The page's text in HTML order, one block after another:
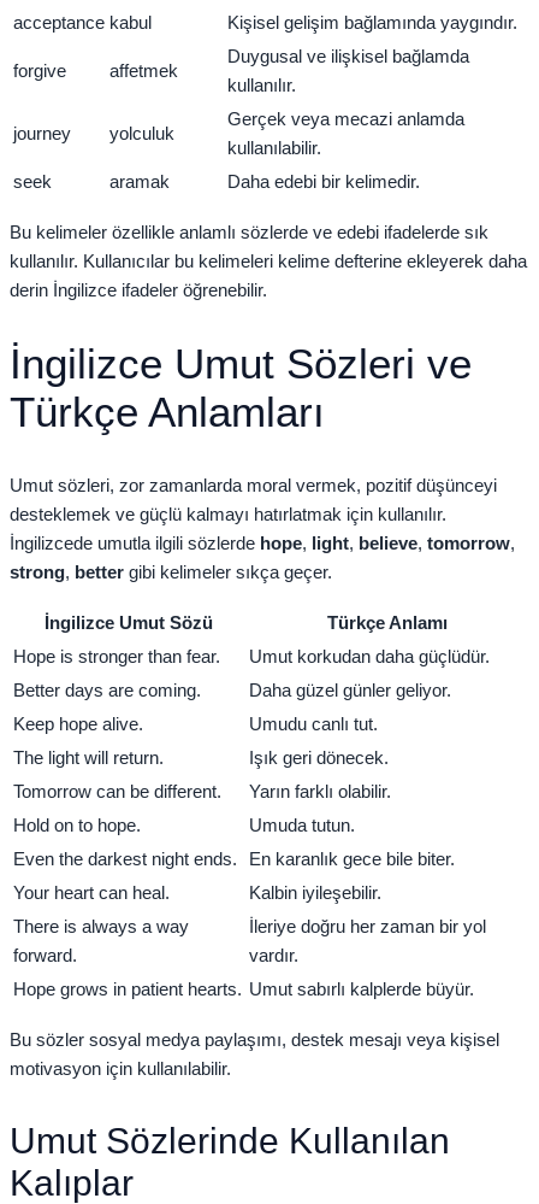
acceptance kabul Kişisel gelişim bağlamında yaygındır.
forgive affetmek
Duygusal ve ilişkisel bağlamda
kullanılır.
journey yolculuk
Gerçek veya mecazi anlamda
kullanılabilir.
seek
aramak Daha edebi bir kelimedir.
Bu kelimeler özellikle anlamlı sözlerde ve edebi ifadelerde sık
kullanılır. Kullanıcılar bu kelimeleri kelime defterine ekleyerek daha
derin İngilizce ifadeler öğrenebilir.
İngilizce Umut Sözleri ve
Türkçe Anlamları
Umut sözleri, zor zamanlarda moral vermek, pozitif düşünceyi
desteklemek ve güçlü kalmayı hatırlatmak için kullanılır.
İngilizcede umutla ilgili sözlerde hope, light, believe, tomorrow,
strong, better gibi kelimeler sıkça geçer.
İngilizce Umut Sözü
Türkçe Anlamı
Hope is stronger than fear.
Umut korkudan daha güçlüdür.
Better days are coming.
Daha güzel günler geliyor.
Keep hope alive.
Umudu canlı tut.
The light will return.
Işık geri dönecek.
Tomorrow can be different.
Yarın farklı olabilir.
Hold on to hope.
Umuda tutun.
Even the darkest night ends.
En karanlık gece bile biter.
Your heart can heal.
Kalbin iyileşebilir.
There is always a way
forward.
İleriye doğru her zaman bir yol
vardır.
Hope grows in patient hearts. Umut sabırlı kalplerde büyür.
Bu sözler sosyal medya paylaşımı, destek mesajı veya kişisel
motivasyon için kullanılabilir.
Umut Sözlerinde Kullanılan
Kalıplar